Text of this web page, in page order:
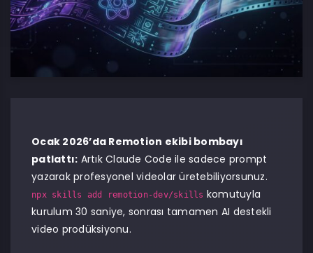
Ocak 2026’da Remotion ekibi bombayı
patlattı: Artık Claude Code ile sadece prompt
yazarak profesyonel videolar üretebiliyorsunuz.
npx skills add remotion-dev/skills komutuyla
kurulum 30 saniye, sonrası tamamen AI destekli
video prodüksiyonu.